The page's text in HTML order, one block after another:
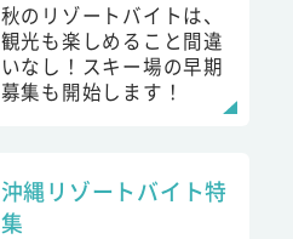
秋のリゾートバイトは、
観光も楽しめること間違
いなし！スキー場の早期
募集も開始します！
沖縄リゾートバイト特
集